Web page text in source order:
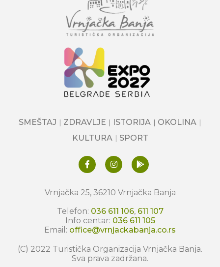
SMEŠTAJ ZDRAVLJE ISTORIJA
OKOLINA
KULTURA
SPORT
Vrnjačka 25, 36210 Vrnjačka Banja
Telefon: 036 611 106, 611 107
Info centar: 036 611 105
Email: office@vrnjackabanja.co.rs
(C) 2022 Turistička Organizacija Vrnjačka Banja.
Sva prava zadržana.